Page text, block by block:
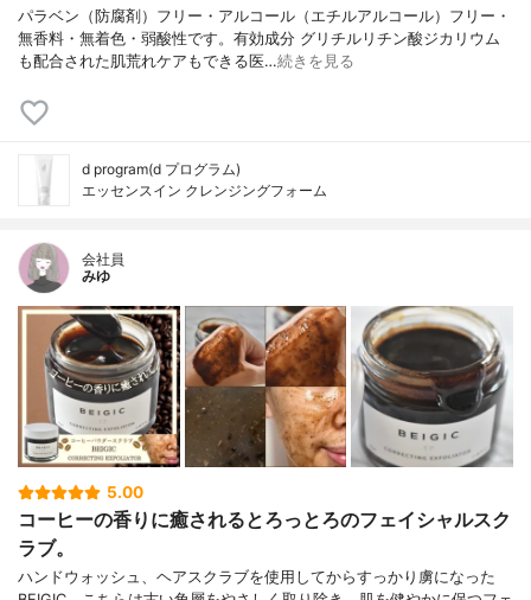
パラベン（防腐剤）フリー・アルコール（エチルアルコール）フリー・
無香料・無着色・弱酸性です。有効成分 グリチルリチン酸ジカリウム
も配合された肌荒れケアもできる医…続きを見る
d program(d プログラム)
エッセンスイン クレンジングフォーム
会社員
みゆ
5.00
コーヒーの香りに癒されるとろっとろのフェイシャルスク
ラブ。
ハンドウォッシュ、ヘアスクラブを使用してからすっかり虜になった